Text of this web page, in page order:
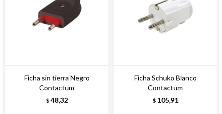
Ficha sin tierra Negro
Contactum
$ 48,32
Ficha Schuko Blanco
Contactum
$ 105,91